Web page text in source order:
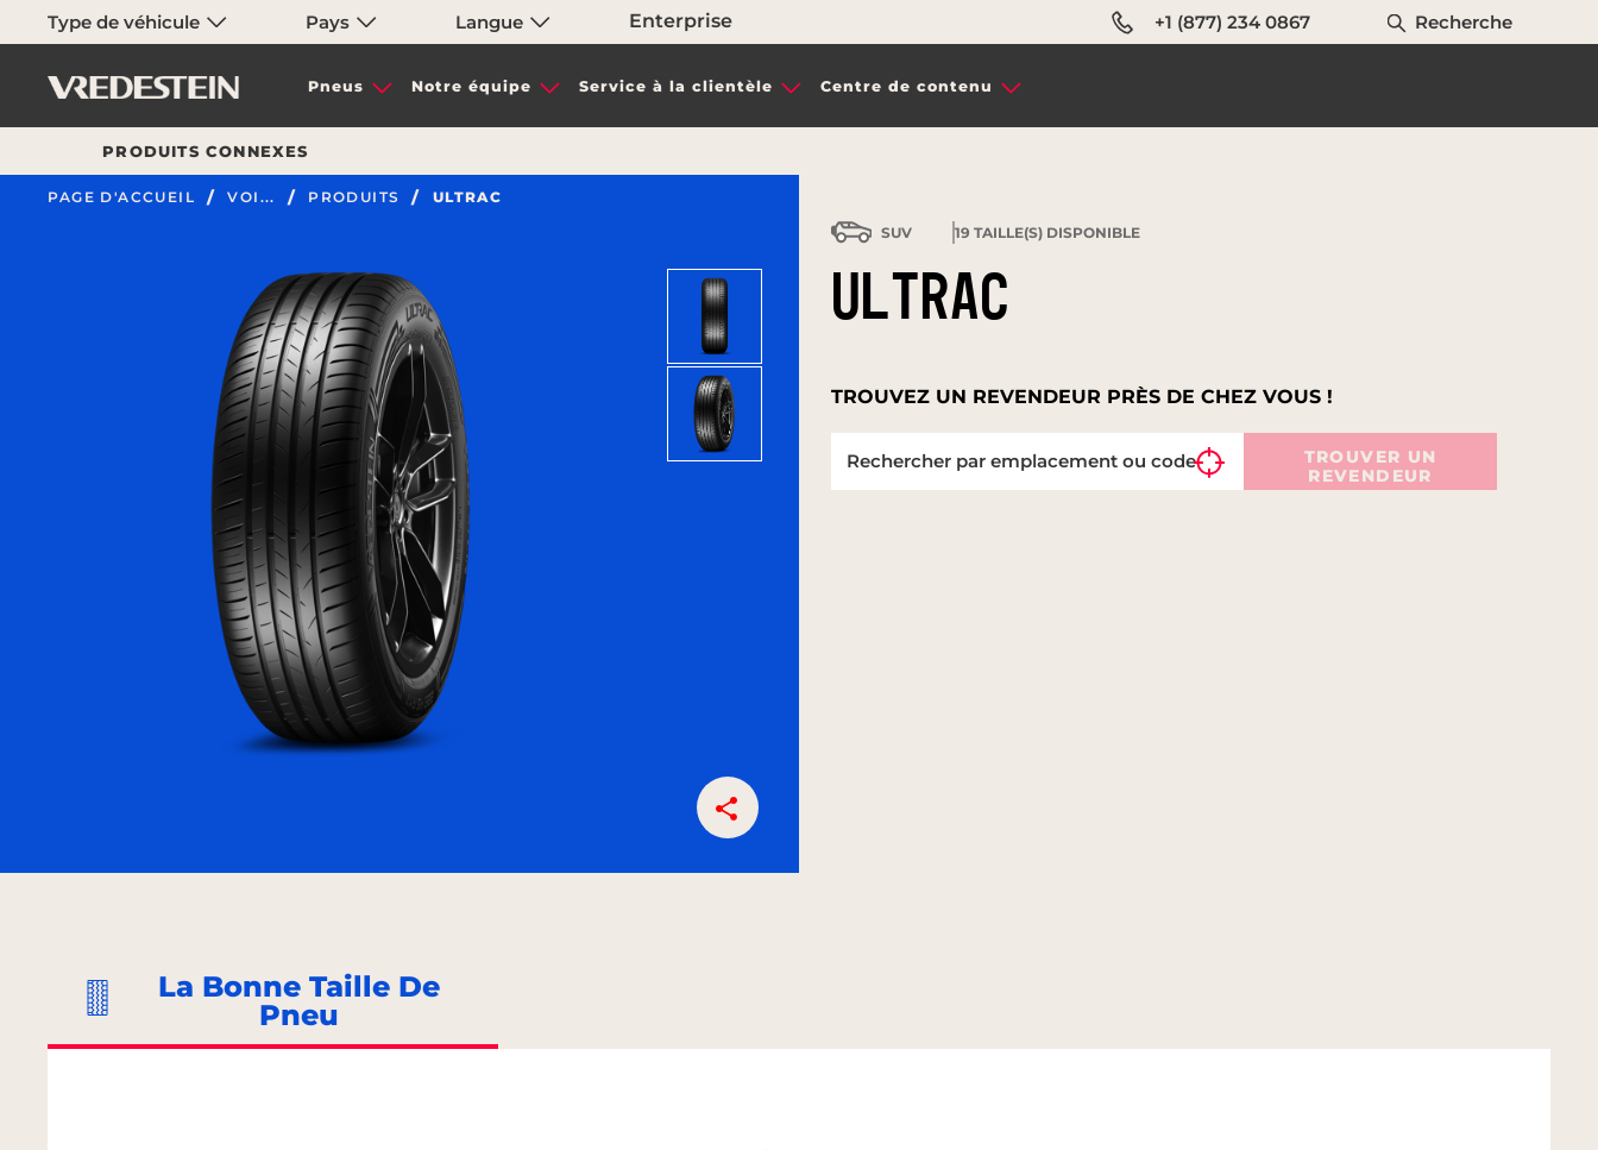
Type de véhicule Pays Langue Enterprise +1 (877) 234 0867 Recherche
Pneus Notre équipe Service à la clientèle Centre de contenu
PRODUITS CONNEXES
PAGE D'ACCUEIL VOI... PRODUITS ULTRAC
SUV 19 TAILLE(S) DISPONIBLE
ULTRAC
TROUVEZ UN REVENDEUR PRÈS DE CHEZ VOUS !
TROUVER UN
REVENDEUR
La Bonne Taille De
Pneu